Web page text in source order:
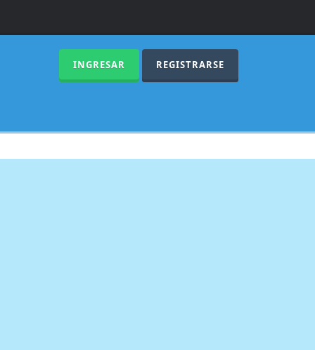
INGRESAR REGISTRARSE